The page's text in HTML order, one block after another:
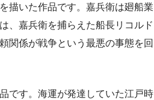
描いた作品です。嘉兵衛は廻船業
、嘉兵衛を捕らえた船長リコルド
関係が戦争という最悪の事態を回
です。海運が発達していた江戸時